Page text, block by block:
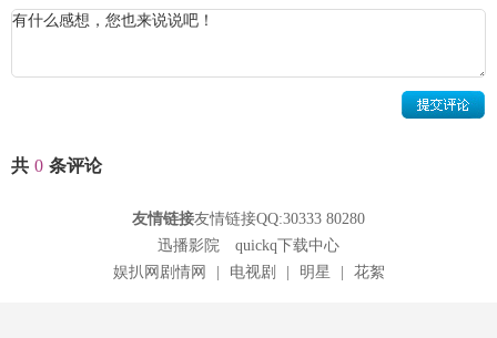
共 0 条评论
友情链接友情链接QQ:30333 80280
迅播影院
quickq下载中心
娱扒网剧情网
电视剧 明星 花絮